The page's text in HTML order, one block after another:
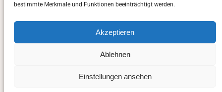
bestimmte Merkmale und Funktionen beeinträchtigt werden.
Akzeptieren
Ablehnen
Einstellungen ansehen